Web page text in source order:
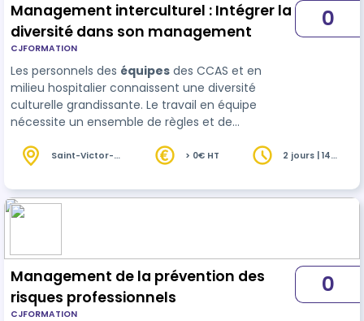
Management interculturel : Intégrer la
diversité dans son management
CJFORMATION
Les personnels des équipes des CCAS et en
milieu hospitalier connaissent une diversité
culturelle grandissante. Le travail en équipe
nécessite un ensemble de règles et de
diversité de cultures, de valeurs, de normes et de
0
Saint-Victor-
> 0€ HT
2 jours | 14
Management de la prévention des
risques professionnels
CJFORMATION
0